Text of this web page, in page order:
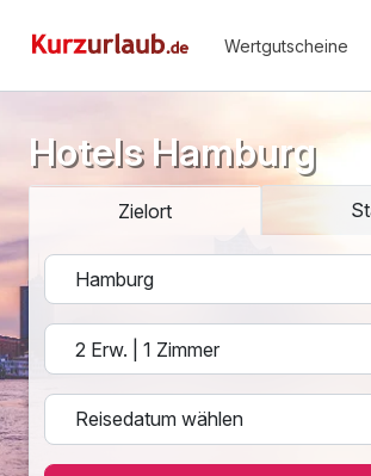
Wertgutscheine
Hotels Hamburg
Zielort